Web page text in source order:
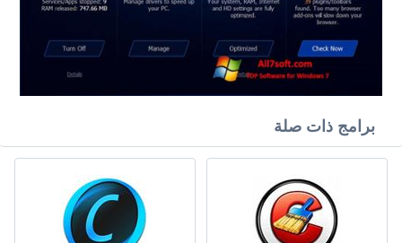
برامج ذات صلة